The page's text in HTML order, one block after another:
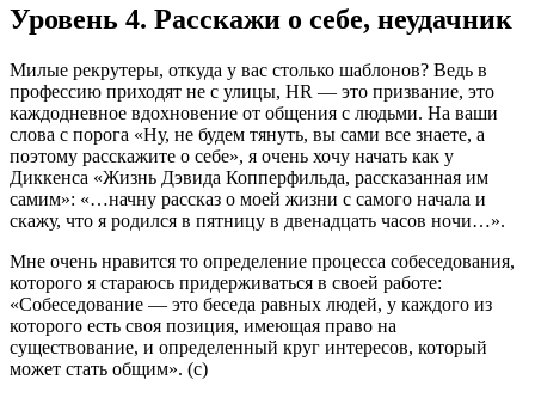
Уровень 4. Расскажи о себе, неудачник
Милые рекрутеры, откуда у вас столько шаблонов? Ведь в
профессию приходят не с улицы, HR — это призвание, это
каждодневное вдохновение от общения с людьми. На ваши
слова с порога «Ну, не будем тянуть, вы сами все знаете, а
поэтому расскажите о себе», я очень хочу начать как у
Диккенса «Жизнь Дэвида Копперфильда, рассказанная им
самим»: «…начну рассказ о моей жизни с самого начала и
скажу, что я родился в пятницу в двенадцать часов ночи…».
Мне очень нравится то определение процесса собеседования,
которого я стараюсь придерживаться в своей работе:
«Собеседование — это беседа равных людей, у каждого из
которого есть своя позиция, имеющая право на
существование, и определенный круг интересов, который
может стать общим». (с)